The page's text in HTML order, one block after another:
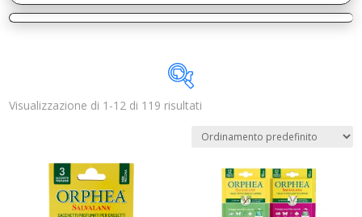
Categorie prodotto
Visualizzazione di 1-12 di 119 risultati